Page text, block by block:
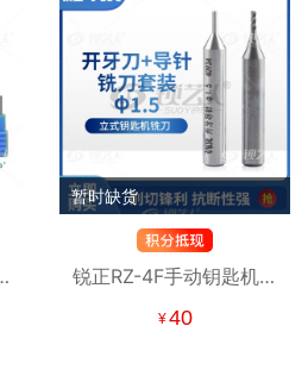
暂时缺货
锐正RZ-4F手动钥匙机开
¥40